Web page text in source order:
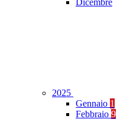
Dicembre
2025
Gennaio 1
Febbraio 9